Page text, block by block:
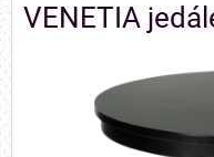
VENETIA